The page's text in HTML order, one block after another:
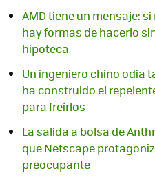
AMD tiene un mensaje:
hay formas de hacerlo
hipoteca
Un ingeniero chino odia
ha construido el
para freírlos
La salida a bolsa de
que Netscape
preocupante